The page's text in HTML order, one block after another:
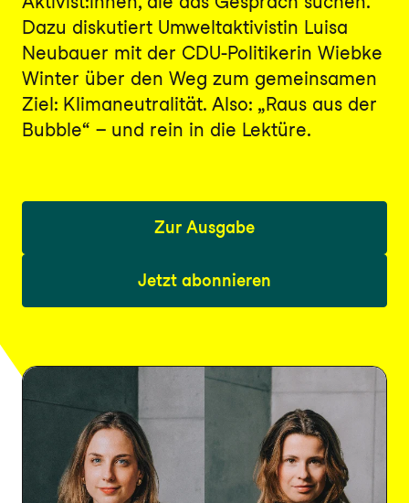
Dazu diskutiert Umweltaktivistin Luisa
Neubauer mit der CDU-Politikerin Wiebke
Winter über den Weg zum gemeinsamen
Ziel: Klimaneutralität. Also: „Raus aus der
Bubble“ – und rein in die Lektüre.
Zur Ausgabe
Jetzt abonnieren